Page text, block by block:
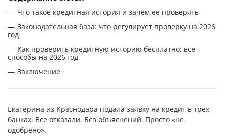
Что такое кредитная история и зачем ее проверять
Законодательная база: что регулирует проверку на 2026
год
Как проверить кредитную историю бесплатно: все
способы на 2026 год
Заключение
Екатерина из Краснодара подала заявку на кредит в трех
банках. Все отказали. Без объяснений. Просто «не
одобрено».